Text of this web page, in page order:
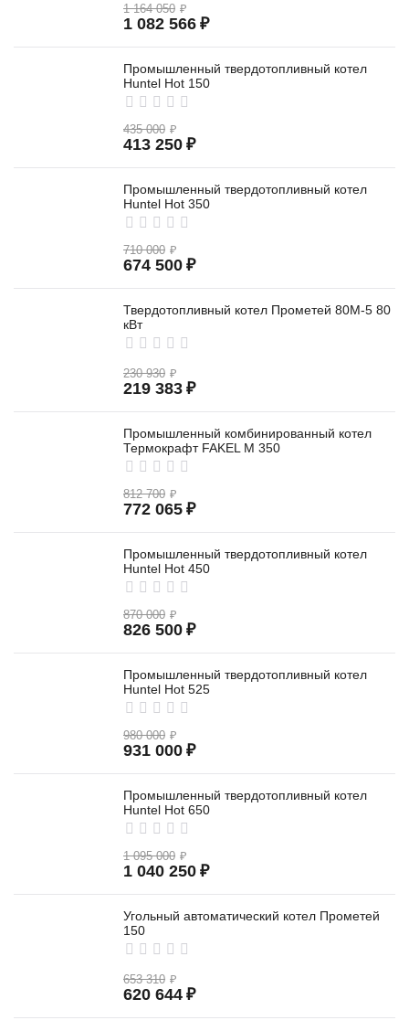
1 164 050 ₽
1 082 566 ₽
Промышленный твердотопливный котел
Huntel Hot 150
435 000 ₽
413 250 ₽
Промышленный твердотопливный котел
Huntel Hot 350
710 000 ₽
674 500 ₽
Твердотопливный котел Прометей 80М-5 80
кВт
230 930 ₽
219 383 ₽
Промышленный комбинированный котел
Термокрафт FAKEL M 350
812 700 ₽
772 065 ₽
Промышленный твердотопливный котел
Huntel Hot 450
870 000 ₽
826 500 ₽
Промышленный твердотопливный котел
Huntel Hot 525
980 000 ₽
931 000 ₽
Промышленный твердотопливный котел
Huntel Hot 650
1 095 000 ₽
1 040 250 ₽
Угольный автоматический котел Прометей
150
653 310 ₽
620 644 ₽